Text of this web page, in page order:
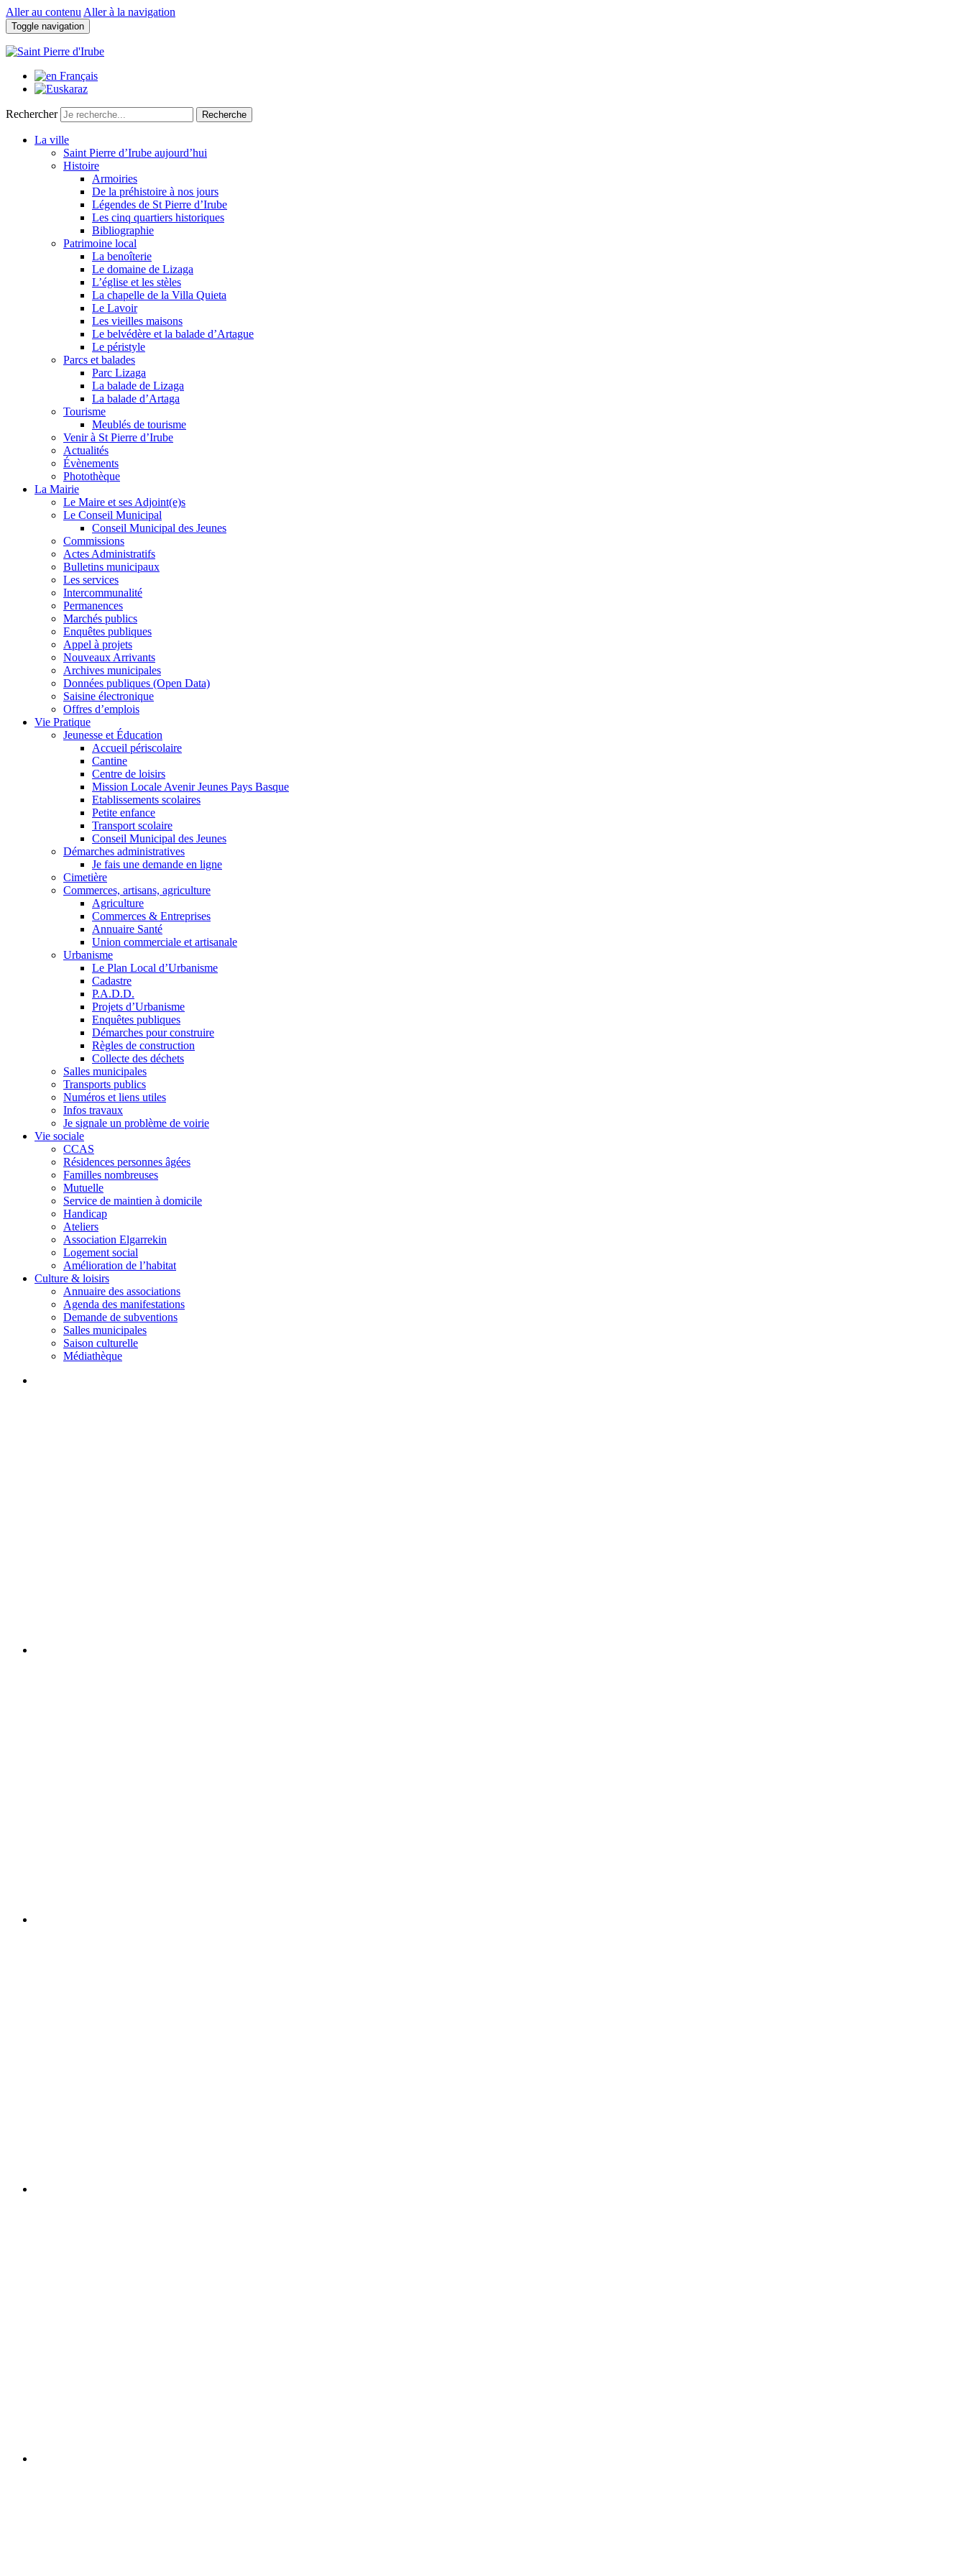
Aller au contenu Aller à la navigation
Toggle navigation
Rechercher Recherche
La ville
Saint Pierre d’Irube aujourd’hui
Histoire
Armoiries
De la préhistoire à nos jours
Légendes de St Pierre d’Irube
Les cinq quartiers historiques
Bibliographie
Patrimoine local
La benoîterie
Le domaine de Lizaga
L’église et les stèles
La chapelle de la Villa Quieta
Le Lavoir
Les vieilles maisons
Le belvédère et la balade d’Artague
Le péristyle
Parcs et balades
Parc Lizaga
La balade de Lizaga
La balade d’Artaga
Tourisme
Meublés de tourisme
Venir à St Pierre d’Irube
Actualités
Évènements
Photothèque
La Mairie
Le Maire et ses Adjoint(e)s
Le Conseil Municipal
Conseil Municipal des Jeunes
Commissions
Actes Administratifs
Bulletins municipaux
Les services
Intercommunalité
Permanences
Marchés publics
Enquêtes publiques
Appel à projets
Nouveaux Arrivants
Archives municipales
Données publiques (Open Data)
Saisine électronique
Offres d’emplois
Vie Pratique
Jeunesse et Éducation
Accueil périscolaire
Cantine
Centre de loisirs
Mission Locale Avenir Jeunes Pays Basque
Etablissements scolaires
Petite enfance
Transport scolaire
Conseil Municipal des Jeunes
Démarches administratives
Je fais une demande en ligne
Cimetière
Commerces, artisans, agriculture
Agriculture
Commerces & Entreprises
Annuaire Santé
Union commerciale et artisanale
Urbanisme
Le Plan Local d’Urbanisme
Cadastre
P.A.D.D.
Projets d’Urbanisme
Enquêtes publiques
Démarches pour construire
Règles de construction
Collecte des déchets
Salles municipales
Transports publics
Numéros et liens utiles
Infos travaux
Je signale un problème de voirie
Vie sociale
CCAS
Résidences personnes âgées
Familles nombreuses
Mutuelle
Service de maintien à domicile
Handicap
Ateliers
Association Elgarrekin
Logement social
Amélioration de l’habitat
Culture & loisirs
Annuaire des associations
Agenda des manifestations
Demande de subventions
Salles municipales
Saison culturelle
Médiathèque